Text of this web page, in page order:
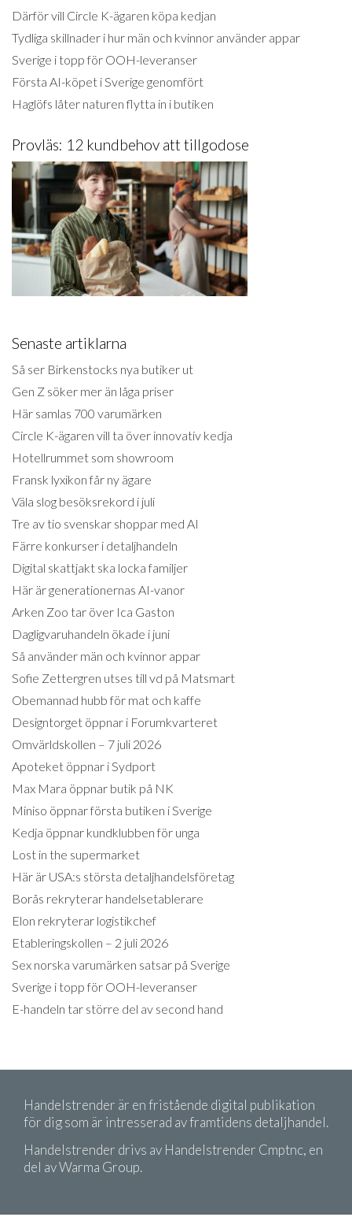
Därför vill Circle K-ägaren köpa kedjan
Tydliga skillnader i hur män och kvinnor använder appar
Sverige i topp för OOH-leveranser
Första AI-köpet i Sverige genomfört
Haglöfs låter naturen flytta in i butiken
Provläs: 12 kundbehov att tillgodose
Senaste artiklarna
Så ser Birkenstocks nya butiker ut
Gen Z söker mer än låga priser
Här samlas 700 varumärken
Circle K-ägaren vill ta över innovativ kedja
Hotellrummet som showroom
Fransk lyxikon får ny ägare
Väla slog besöksrekord i juli
Tre av tio svenskar shoppar med AI
Färre konkurser i detaljhandeln
Digital skattjakt ska locka familjer
Här är generationernas AI-vanor
Arken Zoo tar över Ica Gaston
Dagligvaruhandeln ökade i juni
Så använder män och kvinnor appar
Sofie Zettergren utses till vd på Matsmart
Obemannad hubb för mat och kaffe
Designtorget öppnar i Forumkvarteret
Omvärldskollen – 7 juli 2026
Apoteket öppnar i Sydport
Max Mara öppnar butik på NK
Miniso öppnar första butiken i Sverige
Kedja öppnar kundklubben för unga
Lost in the supermarket
Här är USA:s största detaljhandelsföretag
Borås rekryterar handelsetablerare
Elon rekryterar logistikchef
Etableringskollen – 2 juli 2026
Sex norska varumärken satsar på Sverige
Sverige i topp för OOH-leveranser
E-handeln tar större del av second hand
Handelstrender är en fristående digital publikation
för dig som är intresserad av framtidens detaljhandel.
Handelstrender drivs av Handelstrender Cmptnc, en
del av Warma Group.